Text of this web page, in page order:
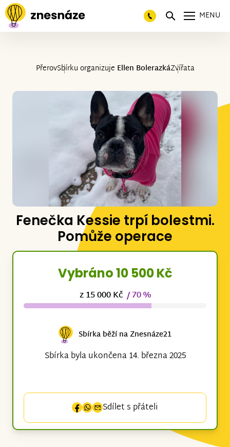
MENU
PřerovSbírku organizuje Ellen BolerazkáZvířata
Fenečka Kessie trpí bolestmi.
Pomůže operace
Vybráno 10 500 Kč
z 15 000 Kč / 70 %
Sbírka běží na Znesnáze21
Sbírka byla ukončena 14. března 2025
Sdílet s přáteli